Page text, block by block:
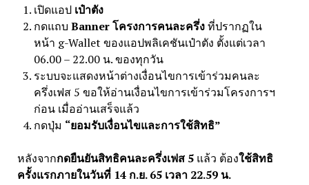
เปิดแอป เป๋าตัง
กดแถบ Banner โครงการคนละครึ่งที่ปรากฏใน
หน้า g-Wallet ของแอปพลิเคชันเป๋าตัง ตั้งแต่เวลา
06.00 – 22.00 น. ของทุกวัน
ระบบจะแสดงหน้าต่างเงื่อนไขการเข้าร่วมคนละ
ครึ่งเฟส 5 ขอให้อ่านเงื่อนไขการเข้าร่วมโครงการฯ
ก่อน เมื่ออ่านเสร็จแล้ว
กดปุ่ม “ยอมรับเงื่อนไขและการใช้สิทธิ”
หลังจากกดยืนยันสิทธิคนละครึ่งเฟส 5แล้ว ต้องใช้สิทธิ
ครั้งแรกภายในวันที่ 14 ก.ย. 65 เวลา 22.59 น.